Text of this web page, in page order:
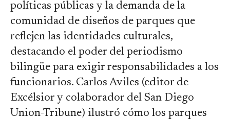
políticas públicas y la demanda de la
comunidad de diseños de parques que
reflejen las identidades culturales,
destacando el poder del periodismo
bilingüe para exigir responsabilidades a los
funcionarios. Carlos Aviles (editor de
Excélsior y colaborador del San Diego
Union-Tribune) ilustró cómo los parques